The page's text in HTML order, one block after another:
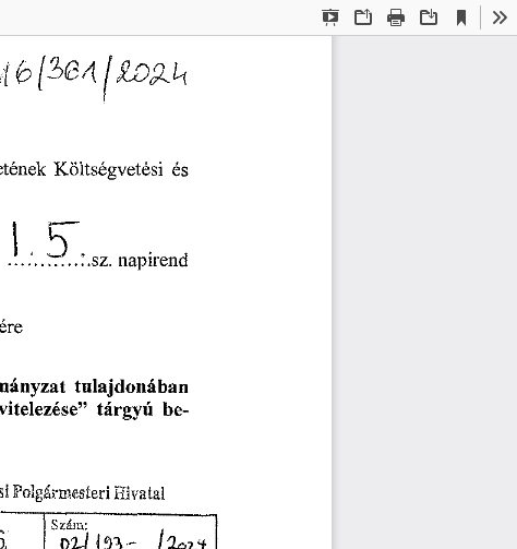
Presentation
OpenPrint Download
Current
View
Költségvetési és
i r“-
5" .
?7:..'.sz. napirend
tulajdonában
” tárgyú be
Polgármesteri Hivatal
0^ 193 '